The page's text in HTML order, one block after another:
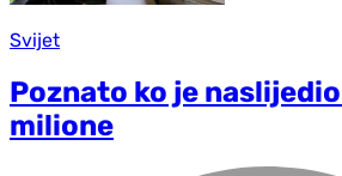
Svijet
Poznato ko je
milione